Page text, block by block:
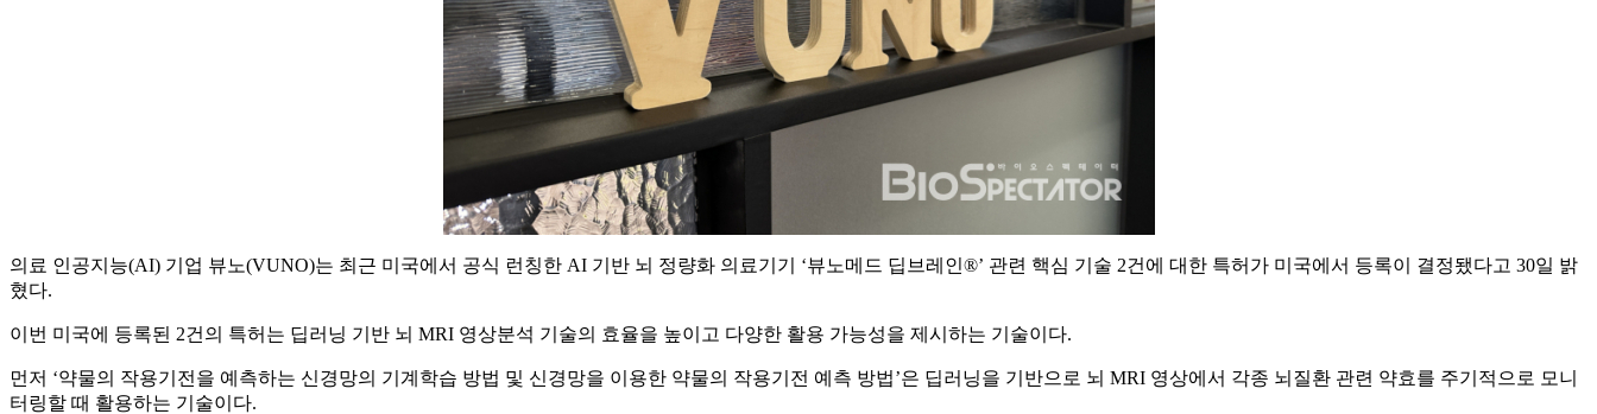
의료 인공지능(AI) 기업 뷰노(VUNO)는 최근 미국에서 공식 런칭한 AI 기반 뇌 정량화 의료기기 ‘뷰노메드 딥브레인®’ 관련 핵심 기술 2건에 대한 특허가 미국에서 등록이 결정됐다고 30일 밝
혔다.
이번 미국에 등록된 2건의 특허는 딥러닝 기반 뇌 MRI 영상분석 기술의 효율을 높이고 다양한 활용 가능성을 제시하는 기술이다.
먼저 ‘약물의 작용기전을 예측하는 신경망의 기계학습 방법 및 신경망을 이용한 약물의 작용기전 예측 방법’은 딥러닝을 기반으로 뇌 MRI 영상에서 각종 뇌질환 관련 약효를 주기적으로 모니
터링할 때 활용하는 기술이다.